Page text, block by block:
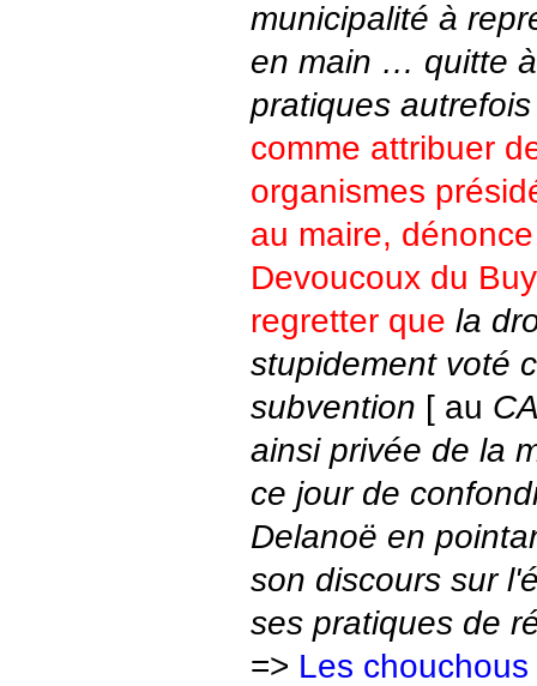
municipalité à
en main … quitte
pratiques
comme attribuer
organismes
au maire,
Devoucoux du
regretter que la
stupidement voté
subvention [ au
ainsi privée de la
ce jour de
Delanoë en
son discours sur
ses pratiques de
=> Les